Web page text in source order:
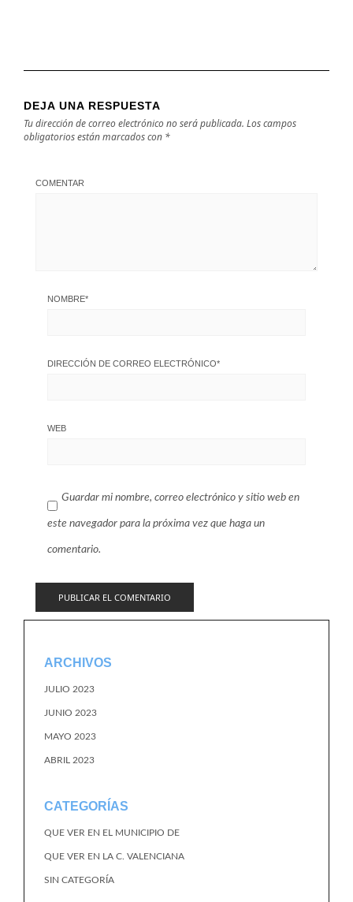
DEJA UNA RESPUESTA
Tu dirección de correo electrónico no será publicada. Los campos
obligatorios están marcados con *
COMENTAR
NOMBRE*
DIRECCIÓN DE CORREO ELECTRÓNICO*
WEB
Guardar mi nombre, correo electrónico y sitio web en
este navegador para la próxima vez que haga un
comentario.
ARCHIVOS
JULIO 2023
JUNIO 2023
MAYO 2023
ABRIL 2023
CATEGORÍAS
QUE VER EN EL MUNICIPIO DE
QUE VER EN LA C. VALENCIANA
SIN CATEGORÍA